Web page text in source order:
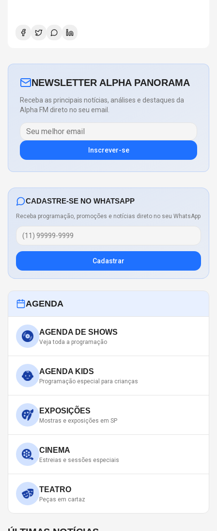
NEWSLETTER ALPHA PANORAMA
Receba as principais notícias, análises e destaques da
Alpha FM direto no seu email.
Inscrever-se
CADASTRE-SE NO WHATSAPP
Receba programação, promoções e notícias direto no seu WhatsApp
Cadastrar
AGENDA
AGENDA DE SHOWS
Veja toda a programação
AGENDA KIDS
Programação especial para crianças
EXPOSIÇÕES
Mostras e exposições em SP
CINEMA
Estreias e sessões especiais
TEATRO
Peças em cartaz